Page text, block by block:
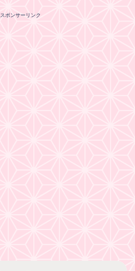
スポンサーリンク